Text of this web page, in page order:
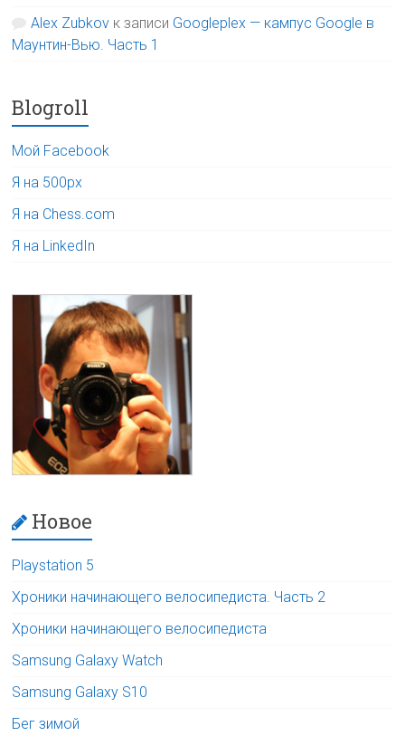
Alex Zubkov к записи Googleplex — кампус Google в
Маунтин-Вью. Часть 1
Blogroll
Мой Facebook
Я на 500px
Я на Chess.com
Я на LinkedIn
Новое
Playstation 5
Хроники начинающего велосипедиста. Часть 2
Хроники начинающего велосипедиста
Samsung Galaxy Watch
Samsung Galaxy S10
Бег зимой